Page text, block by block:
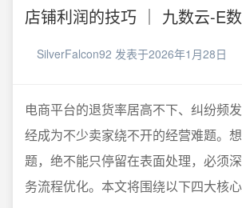
店铺利润的技巧 ｜ 九数云-E
SilverFalcon92 发表于2026年1月28日
电商平台的退货率居高不下、纠纷频
经成为不少卖家绕不开的经营难题。
题，绝不能只停留在表面处理，必须
务流程优化。本文将围绕以下四大核心